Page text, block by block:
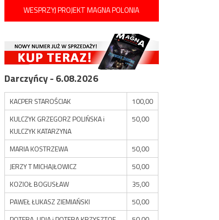
WESPRZYJ PROJEKT MAGNA POLONIA
Darczyńcy - 6.08.2026
KACPER STAROŚCIAK
100,00
KULCZYK GRZEGORZ POLIŃSKA i
KULCZYK KATARZYNA
50,00
MARIA KOSTRZEWA
50,00
JERZY T MICHAJŁOWICZ
50,00
KOZIOŁ BOGUSŁAW
35,00
PAWEŁ ŁUKASZ ZIEMIAŃSKI
50,00